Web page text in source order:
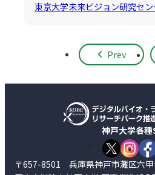
東京大学未来ビジョン研究セ
Prev
神戸大学各種
〒657-8501 兵庫県神戸市灘区六